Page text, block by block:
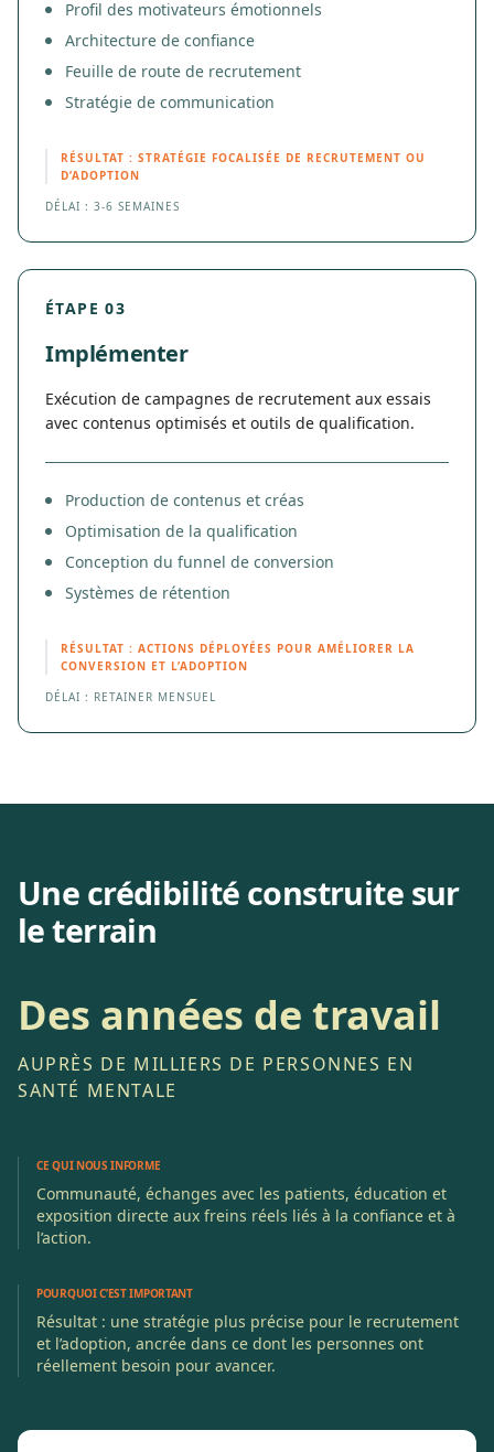
Profil des motivateurs émotionnels
Architecture de confiance
Feuille de route de recrutement
Stratégie de communication
RÉSULTAT : STRATÉGIE FOCALISÉE DE RECRUTEMENT OU
D’ADOPTION
DÉLAI : 3-6 SEMAINES
ÉTAPE 03
Implémenter
Exécution de campagnes de recrutement aux essais
avec contenus optimisés et outils de qualification.
Production de contenus et créas
Optimisation de la qualification
Conception du funnel de conversion
Systèmes de rétention
RÉSULTAT : ACTIONS DÉPLOYÉES POUR AMÉLIORER LA
CONVERSION ET L’ADOPTION
DÉLAI : RETAINER MENSUEL
Une crédibilité construite sur
le terrain
Des années de travail
AUPRÈS DE MILLIERS DE PERSONNES EN
SANTÉ MENTALE
CE QUI NOUS INFORME
Communauté, échanges avec les patients, éducation et
exposition directe aux freins réels liés à la confiance et à
l’action.
POURQUOI C’EST IMPORTANT
Résultat : une stratégie plus précise pour le recrutement
et l’adoption, ancrée dans ce dont les personnes ont
réellement besoin pour avancer.